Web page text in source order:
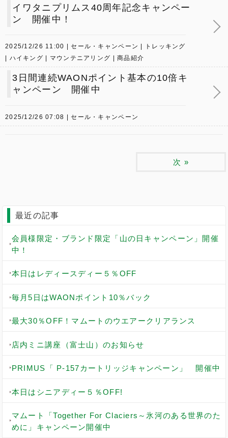
イワタニプリムス40周年記念キャンペー
ン 開催中！
2025/12/26 11:00 セール・キャンペーン
トレッキング
ハイキング
マウンテニアリング 商品紹介
3日間連続WAONポイント基本の10倍キ
ャンペーン 開催中
2025/12/26 07:08 セール・キャンペーン
次 »
最近の記事
会員様限定・ブランド限定「山の日キャンペーン」開催
中！
本日はレディースディー５％OFF
毎月5日はWAONポイント10％バック
最大30％OFF！マムートのウエアークリアランス
店内ミニ講座（富士山）のお知らせ
PRIMUS「 P-157カートリッジキャンペーン」 開催中
本日はシニアディー５％OFF!
マムート「Together For Claciers～氷河のある世界のた
めに」キャンペーン開催中